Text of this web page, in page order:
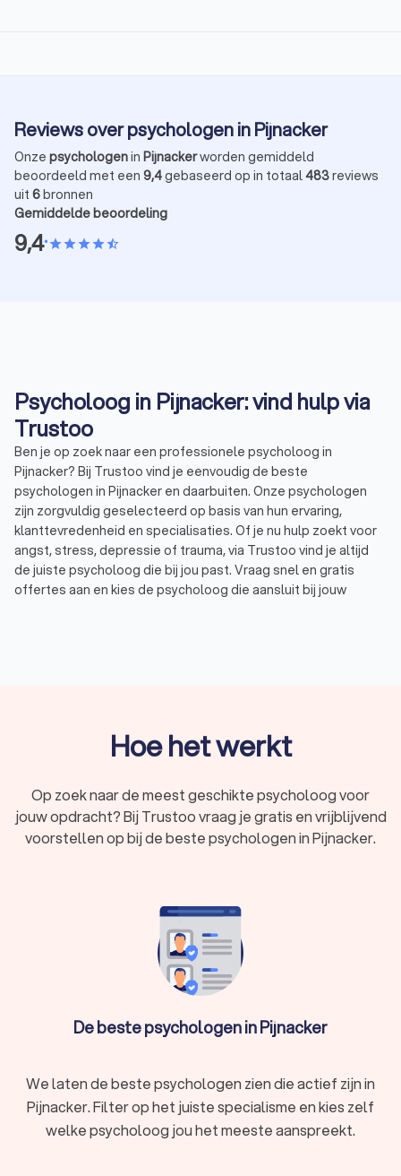
Reviews over psychologen in Pijnacker
Onze psychologenin Pijnackerworden gemiddeld
beoordeeld met een 9,4gebaseerd op in totaal483reviews
uit 6bronnen
Gemiddelde beoordeling
9,4•starstarstarstarstar_half
Psycholoog in Pijnacker: vind hulp via
Trustoo
Ben je op zoek naar een professionele psycholoog in
Pijnacker? Bij Trustoo vind je eenvoudig de beste
psychologen in Pijnacker en daarbuiten. Onze psychologen
zijn zorgvuldig geselecteerd op basis van hun ervaring,
klanttevredenheid en specialisaties. Of je nu hulp zoekt voor
angst, stress, depressie of trauma, via Trustoo vind je altijd
de juiste psycholoog die bij jou past. Vraag snel en gratis
offertes aan en kies de psycholoog die aansluit bij jouw
Een psycholoog is een expert op het gebied van mentale
gezondheid. Psychologen helpen mensen met het begrijpen,
verwerken en veranderen van hun gedachten, emoties en
Relatie- of gezinsproblemen
eetproblemen of negatief lichaamsbeeld
Loopbaan of werkgerelateerd probleem
Burn-out, stress of overspannen
Trauma of PTSS
Een psycholoog in Pijnacker biedt deskundige begeleiding en
helpt je weer in balans te komen.
Hoe het werkt
Op zoek naar de meest geschikte psycholoog voor
jouw opdracht? Bij Trustoo vraag je gratis en vrijblijvend
voorstellen op bij de beste psychologen in Pijnacker.
De beste psychologen in Pijnacker
We laten de beste psychologen zien die actief zijn in
Pijnacker. Filter op het juiste specialisme en kies zelf
welke psycholoog jou het meeste aanspreekt.